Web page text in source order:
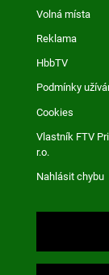
Volná místa
Reklama
HbbTV
Podmínky
Cookies
Vlastník FTV
r.o.
Nahlásit chybu